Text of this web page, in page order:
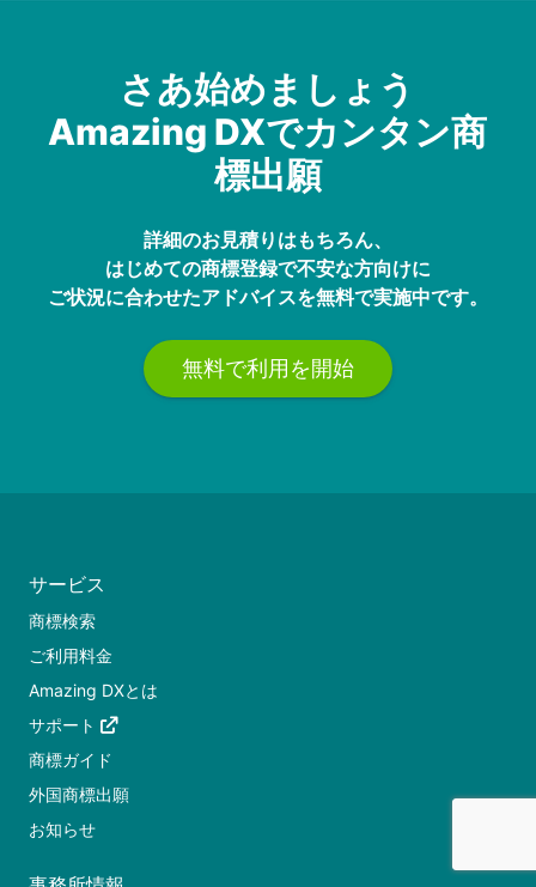
さあ始めましょう
Amazing DXでカンタン商
標出願
詳細のお見積りはもちろん、
はじめての商標登録で不安な方向けに
ご状況に合わせたアドバイスを無料で実施中です。
無料で利用を開始
サービス
商標検索
ご利用料金
Amazing DXとは
サポート
商標ガイド
外国商標出願
お知らせ